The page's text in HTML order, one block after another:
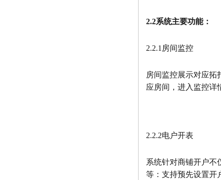
2.2系统主要功能：
2.2.1房间监控
房间监控展示对应拓
应房间，进入监控详
2.2.2电户开表
系统针对商铺开户不
等：支持预先设置开